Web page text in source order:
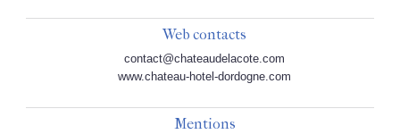
Web contacts
contact@chateaudelacote.com
www.chateau-hotel-dordogne.com
Mentions